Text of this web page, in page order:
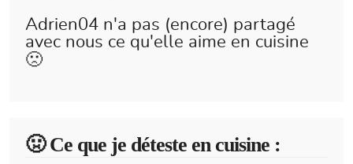
Adrien04 n'a pas (encore) partagé
avec nous ce qu'elle aime en cuisine
🙁
🤢 Ce que je déteste en cuisine :